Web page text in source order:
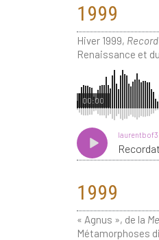
1999
Hiver 1999,
Renaissance et
00:00
1999
« Agnus », de la
Métamorphoses